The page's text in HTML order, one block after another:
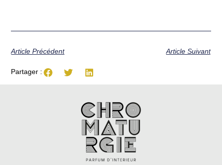
Article Précédent Article Suivant
Partager :